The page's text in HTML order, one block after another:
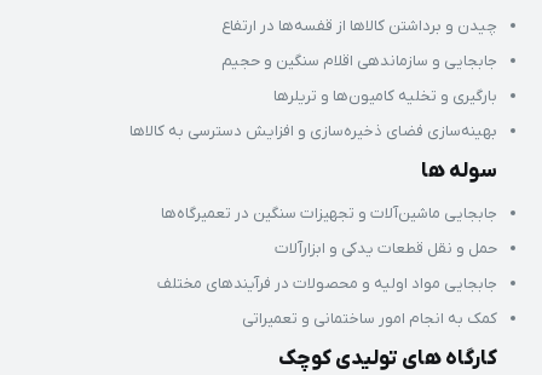
چیدن و برداشتن کالاها از قفسه‌ها در ارتفاع
جابجایی و سازماندهی اقلام سنگین و حجیم
بارگیری و تخلیه کامیون‌ها و تریلرها
بهینه‌سازی فضای ذخیره‌سازی و افزایش دسترسی به کالاها
سوله‌ ها
جابجایی ماشین‌آلات و تجهیزات سنگین در تعمیرگاه‌ها
حمل و نقل قطعات یدکی و ابزارآلات
جابجایی مواد اولیه و محصولات در فرآیندهای مختلف
کمک به انجام امور ساختمانی و تعمیراتی
کارگاه‌ های تولیدی کوچک